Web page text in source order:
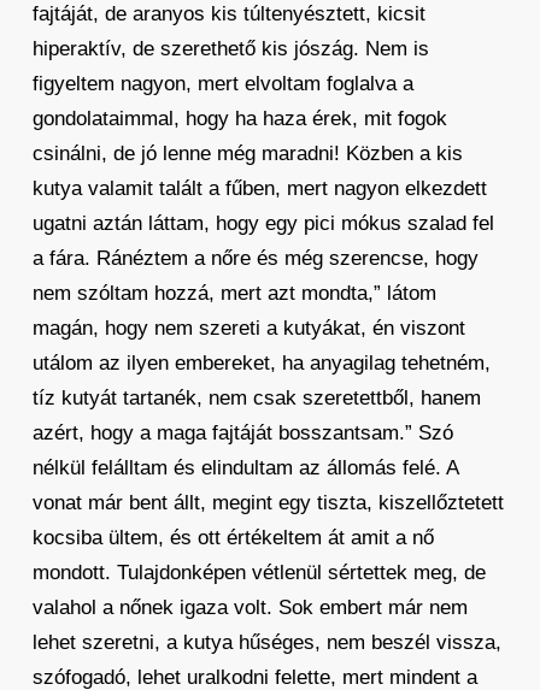
fajtáját, de aranyos kis túltenyésztett, kicsit
hiperaktív, de szerethető kis jószág. Nem is
figyeltem nagyon, mert elvoltam foglalva a
gondolataimmal, hogy ha haza érek, mit fogok
csinálni, de jó lenne még maradni! Közben a kis
kutya valamit talált a fűben, mert nagyon elkezdett
ugatni aztán láttam, hogy egy pici mókus szalad fel
a fára. Ránéztem a nőre és még szerencse, hogy
nem szóltam hozzá, mert azt mondta,” látom
magán, hogy nem szereti a kutyákat, én viszont
utálom az ilyen embereket, ha anyagilag tehetném,
tíz kutyát tartanék, nem csak szeretettből, hanem
azért, hogy a maga fajtáját bosszantsam.” Szó
nélkül felálltam és elindultam az állomás felé. A
vonat már bent állt, megint egy tiszta, kiszellőztetett
kocsiba ültem, és ott értékeltem át amit a nő
mondott. Tulajdonképen vétlenül sértettek meg, de
valahol a nőnek igaza volt. Sok embert már nem
lehet szeretni, a kutya hűséges, nem beszél vissza,
szófogadó, lehet uralkodni felette, mert mindent a